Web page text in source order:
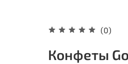
(0)
Конфеты